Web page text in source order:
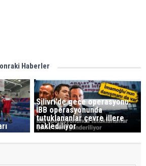
Haberler
Silivri'de gece operasyonu:
İBB operasyonunda
tutuklananlar çevre illere
naklediliyor